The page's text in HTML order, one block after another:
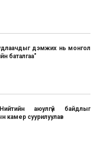
дэмжих нь монгол
баталгаа"
аюулгүй байдлыг
камер суурилуулав